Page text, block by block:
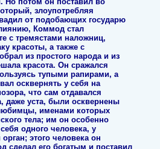
злоупотребляя
от подобающих государю
Коммод стал
с тремястами наложниц,
красоты, а также с
из простого народа и из
красота. Он сражался
тупыми рапирами, а
осквернять у себя на
что сам отдавался
даже уста, были осквернены
именами которых
тела; им он особенно
одного человека, у
этого человека он
его богатым и поставил